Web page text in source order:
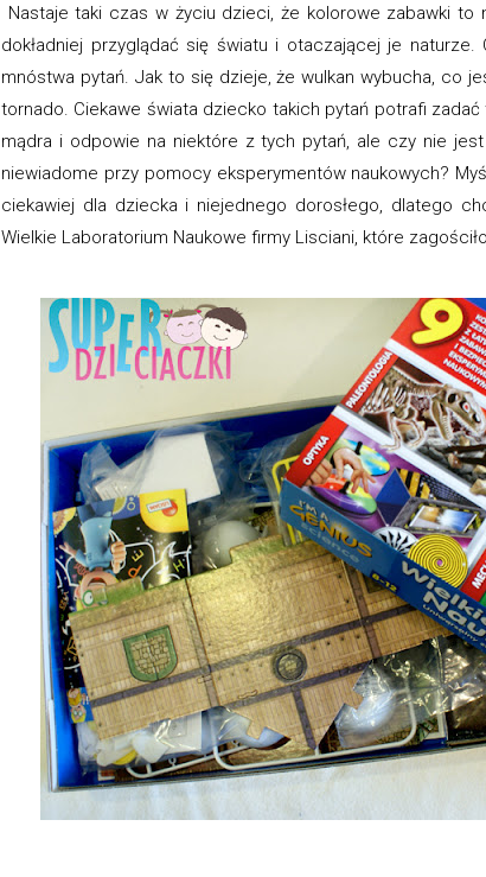
Nastaje taki czas w życiu dzieci, że kolorowe zabawki to
dokładniej przyglądać się światu i otaczającej je
mnóstwa pytań. Jak to się dzieje, że wulkan wybucha, co
tornado. Ciekawe świata dziecko takich pytań potrafi
mądra i odpowie na niektóre z tych pytań, ale czy nie
niewiadome przy pomocy eksperymentów naukowych?
ciekawiej dla dziecka i niejednego dorosłego, dlatego
Wielkie Laboratorium Naukowe firmy Lisciani, które